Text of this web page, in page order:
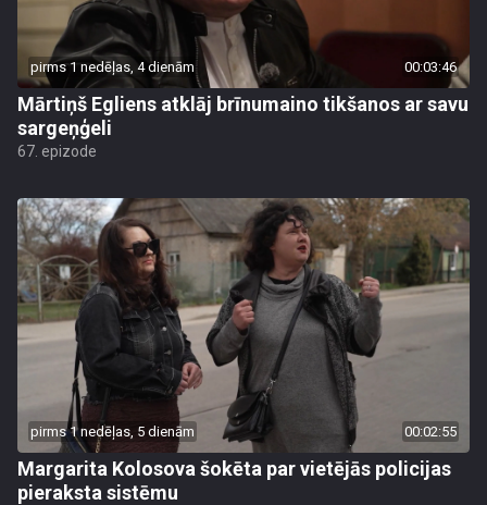
pirms 1 nedēļas, 4 dienām 00:03:46
Mārtiņš Egliens atklāj brīnumaino tikšanos ar savu
sargeņģeli
67. epizode
pirms 1 nedēļas, 5 dienām 00:02:55
Margarita Kolosova šokēta par vietējās policijas
pieraksta sistēmu